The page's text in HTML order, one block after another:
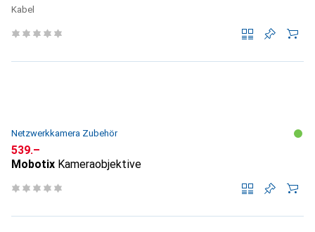
Kabel
Netzwerkkamera Zubehör
CHF
539.–
Mobotix Kameraobjektive